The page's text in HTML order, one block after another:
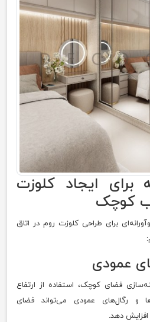
برای ایجاد کلوزت
کوچک
برای طراحی کلوزت روم در اتاق
فضای کوچک، استفاده از ارتفاع
و رگال‌های عمودی می‌تواند فضای
دهد.